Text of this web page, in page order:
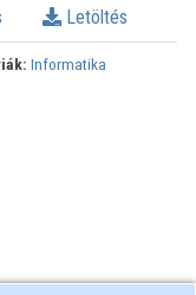
Letöltés
Informatika